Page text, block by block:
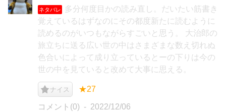
ネタバレ
多分何度目かの読み直し。だいたい筋書き
覚えているはずなのにその都度新たに読むように
読めるのがいつもながらすごいと思う。 大治郎の
旅立ちに送る広い世の中はさまざまな数え切れぬ
色合いによって成り立っているとーの下りは今の
世の中を見ていると改めて大事に思える。
ナイス ★27
コメント(0) 2022/12/06